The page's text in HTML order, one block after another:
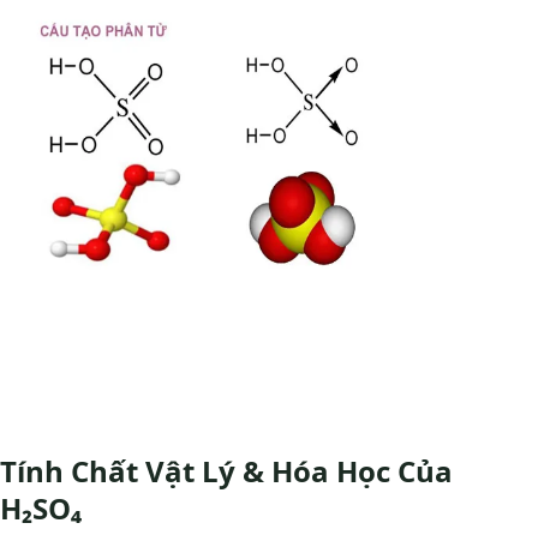
Tính Chất Vật Lý & Hóa Học Của
H₂SO₄